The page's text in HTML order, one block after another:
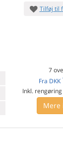
Tilføj til
7
Fra DKK
Inkl.
Mere